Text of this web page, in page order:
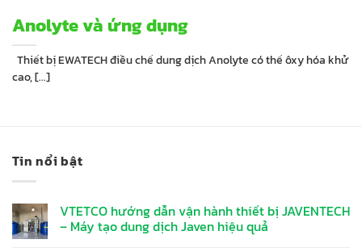
Anolyte và ứng dụng
Thiết bị EWATECH điều chế dung dịch Anolyte có thế ôxy hóa khử
cao, [...]
Tin nổi bật
VTETCO hướng dẫn vận hành thiết bị JAVENTECH
– Máy tạo dung dịch Javen hiệu quả